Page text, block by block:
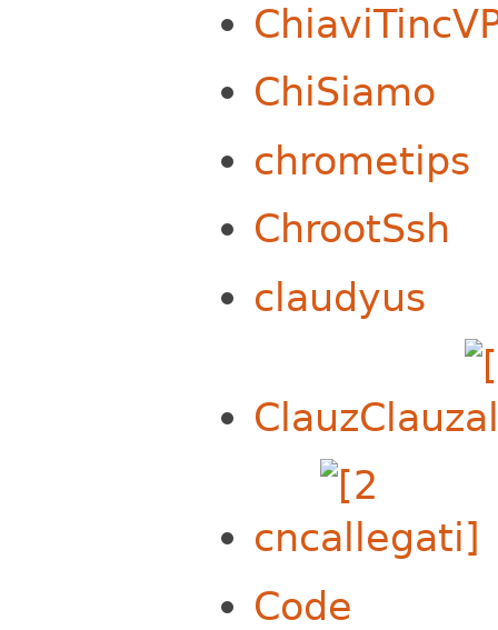
ChiSiamo
chrometips
ChrootSsh
claudyus
ClauzClauz
cnc
Code